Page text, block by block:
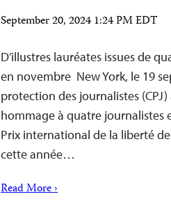
September 20, 2024 1:24 PM EDT
D’illustres lauréates issues de
en novembre New York, le 19
protection des journalistes
hommage à quatre journalistes
Prix international de la liberté
cette année…
Read More ›